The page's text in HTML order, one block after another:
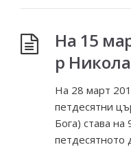
На 15
р
На 28 март
петдесятни
Бога) става
петдесятното